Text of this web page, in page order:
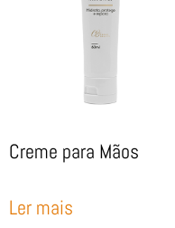
Creme para Mãos
Ler mais